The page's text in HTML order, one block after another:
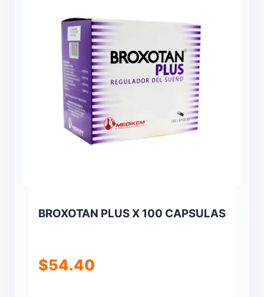
BROXOTAN PLUS X 100 CAPSULAS
$54.40